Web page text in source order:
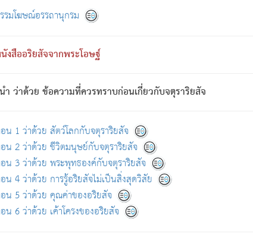
รมโฆษณ์อรรถานุกรม
งสืออริยสัจจากพระโอษฐ์
ำ ว่าด้วย ข้อความที่ควรทราบก่อนเกี่ยวกับจตุราริยสัจ
น 1 ว่าด้วย สัตว์โลกกับจตุราริยสัจ
น 2 ว่าด้วย ชีวิตมนุษย์กับจตุราริยสัจ
น 3 ว่าด้วย พระพุทธองค์กับจตุราริยสัจ
น 4 ว่าด้วย การรู้อริยสัจไม่เป็นสิ่งสุดวิสัย
น 5 ว่าด้วย คุณค่าของอริยสัจ
น 6 ว่าด้วย เค้าโครงของอริยสัจ
ะบังหน้า[1]ย่อมกล่าวซึ่งโรค (ความเสียดแทง) นั้นโดยความเป็นตัวเป็น
สิ่งนั้นย่อมเป็น (ตามที่เป็นจริง) โดยประการอื่นจากที่เขาสำคัญนั้น
ภพโดยความเป็นอย่างอื่น (จากที่มันเป็นอยู่จริง) จึงได้เพลิดเพลินยิ่
(ที่เขาไม่รู้จัก) : เขากลัวต่อสิ่งใดสิ่งนั้นเป็นทุกข์
อการละขาดซึ่งภพ.
ลุดพ้นจากภพว่ามีได้เพราะภพ เรากล่าวว่า สมณะหรือพราหม
มออกไปได้จากภพ ว่ามีได้เพราะวิภพ[2]
: เรากล่าวว่า สมณะหรือ
ามเกิดขึ้นแห่งทุกข์จึงไม่มี.
ยอันอวิชาหนาแน่นบังหนาแล้ว; และว่า สัตว์ผู้ยินดีในภพอันเป็นแ
ามมีแห่งประโยชน์โดยประการทั้งปวง; ภพทั้งหลายทั้งหมดนั้น ไม่เที่ย
ตามที่เป็นจริงอย่างนี้อยู่; เขาย่อมละภวตัณหาได้ และไม่เพลิดเพลิ
ภพทั้งหลาย) เพราะความสิ้นไปแห่งตัณหาโดยประการทั้งปวง นั้น